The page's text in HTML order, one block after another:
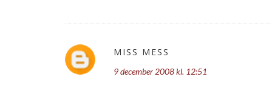
MISS MESS
9 december 2008 kl. 12:51